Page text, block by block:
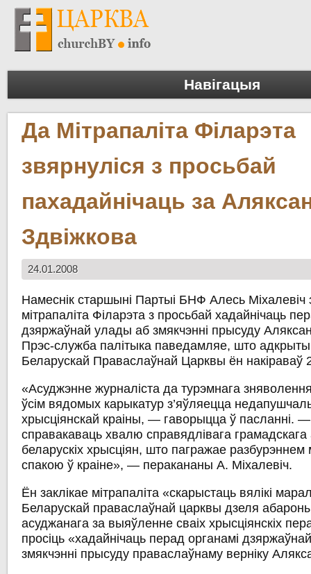
Навігацыя
Да Мітрапаліта Філарэта
звярнулiся з просьбай
пахадайнічаць за
Здвіжкова
24.01.2008
Намеснік старшыні Партыі БНФ Алесь Міхалевіч
мітрапаліта Філарэта з просьбай хадайнічаць
дзяржаўнай улады аб змякчэнні прысуду
Прэс‑служба палітыка паведамляе, што адкрыты
Беларускай Праваслаўнай Царквы ён накіраваў
«Асуджэнне журналіста да турэмнага
ўсім вядомых карыкатур з’яўляецца
хрысціянскай краіны, — гаворыцца ў пасланні.
справакаваць хвалю справядлівага
беларускіх хрысціян, што пагражае разбурэннем
спакою ў краіне», — перакананы А. Міхалевіч.
Ён заклікае мітрапаліта «скарыстаць вялікі
Беларускай праваслаўнай царквы дзеля
асуджанага за выяўленне сваіх хрысціянскіх
просіць «хадайнічаць перад органамі
змякчэнні прысуду праваслаўнаму верніку